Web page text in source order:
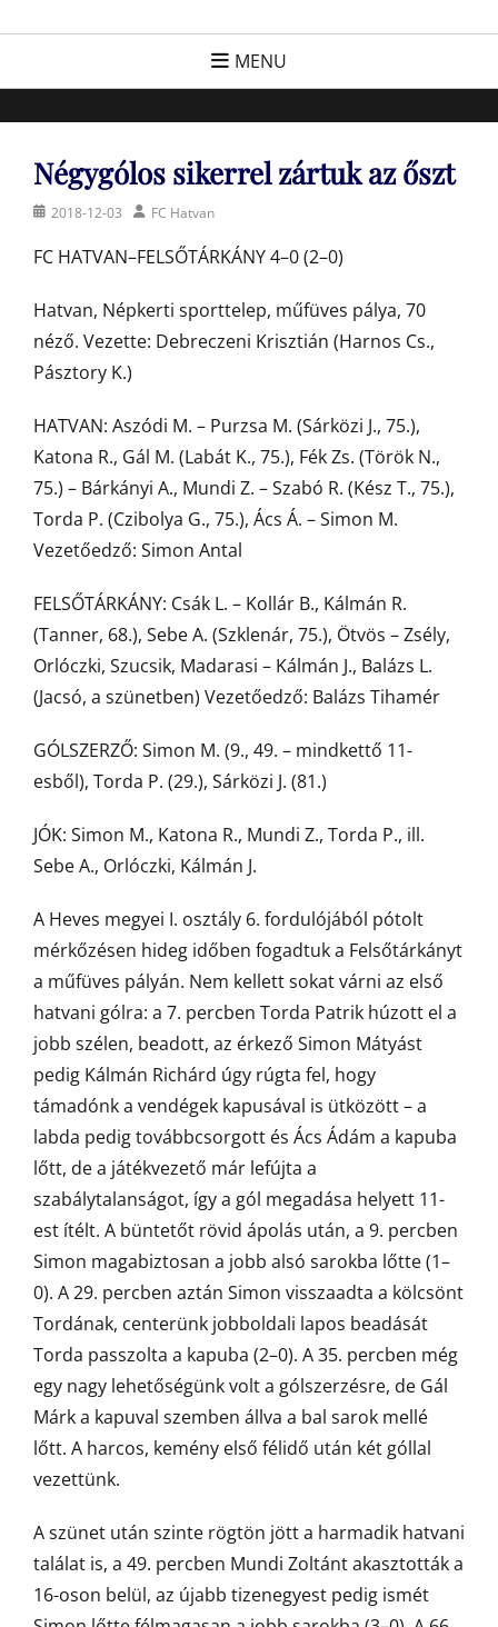
FC Hatvan
Egyesület a hatvani labdarúgásért, sportért!
MENU
Négygólos sikerrel zártuk az őszt
Posted2018-12-03 AuthorFC Hatvan
FC HATVAN–FELSŐTÁRKÁNY 4–0 (2–0)
Hatvan, Népkerti sporttelep, műfüves pálya, 70
néző. Vezette: Debreczeni Krisztián (Harnos Cs.,
Pásztory K.)
HATVAN: Aszódi M. – Purzsa M. (Sárközi J., 75.),
Katona R., Gál M. (Labát K., 75.), Fék Zs. (Török N.,
75.) – Bárkányi A., Mundi Z. – Szabó R. (Kész T., 75.),
Torda P. (Czibolya G., 75.), Ács Á. – Simon M.
Vezetőedző: Simon Antal
FELSŐTÁRKÁNY: Csák L. – Kollár B., Kálmán R.
(Tanner, 68.), Sebe A. (Szklenár, 75.), Ötvös – Zsély,
Orlóczki, Szucsik, Madarasi – Kálmán J., Balázs L.
(Jacsó, a szünetben) Vezetőedző: Balázs Tihamér
GÓLSZERZŐ: Simon M. (9., 49. – mindkettő 11-
esből), Torda P. (29.), Sárközi J. (81.)
JÓK: Simon M., Katona R., Mundi Z., Torda P., ill.
Sebe A., Orlóczki, Kálmán J.
A Heves megyei I. osztály 6. fordulójából pótolt
mérkőzésen hideg időben fogadtuk a Felsőtárkányt
a műfüves pályán. Nem kellett sokat várni az első
hatvani gólra: a 7. percben Torda Patrik húzott el a
jobb szélen, beadott, az érkező Simon Mátyást
pedig Kálmán Richárd úgy rúgta fel, hogy
támadónk a vendégek kapusával is ütközött – a
labda pedig továbbcsorgott és Ács Ádám a kapuba
lőtt, de a játékvezető már lefújta a
szabálytalanságot, így a gól megadása helyett 11-
est ítélt. A büntetőt rövid ápolás után, a 9. percben
Simon magabiztosan a jobb alsó sarokba lőtte (1–
0). A 29. percben aztán Simon visszaadta a kölcsönt
Tordának, centerünk jobboldali lapos beadását
Torda passzolta a kapuba (2–0). A 35. percben még
egy nagy lehetőségünk volt a gólszerzésre, de Gál
Márk a kapuval szemben állva a bal sarok mellé
lőtt. A harcos, kemény első félidő után két góllal
vezettünk.
A szünet után szinte rögtön jött a harmadik hatvani
találat is, a 49. percben Mundi Zoltánt akasztották a
16-oson belül, az újabb tizenegyest pedig ismét